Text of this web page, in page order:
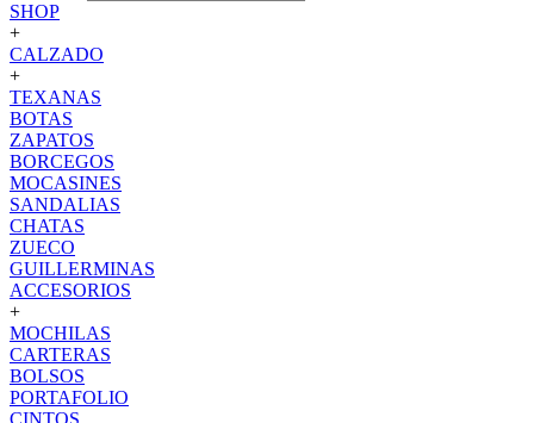
SHOP
+
CALZADO
+
TEXANAS
BOTAS
ZAPATOS
BORCEGOS
MOCASINES
SANDALIAS
CHATAS
ZUECO
GUILLERMINAS
ACCESORIOS
+
MOCHILAS
CARTERAS
BOLSOS
PORTAFOLIO
CINTOS